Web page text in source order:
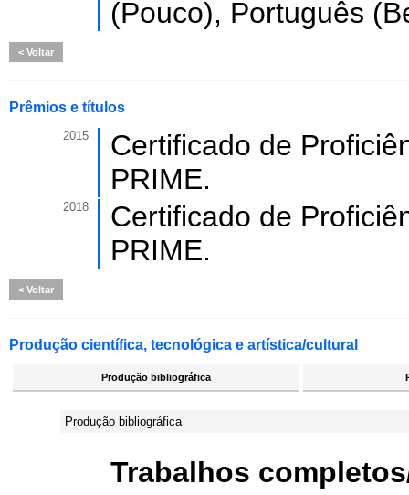
(Pouco), Português
Voltar
Prêmios e títulos
2015
Certificado de
PRIME.
2018
Certificado de
PRIME.
Voltar
Produção científica, tecnológica e artística/cultural
Produção bibliográfica
Produção bibliográfica
Trabalhos